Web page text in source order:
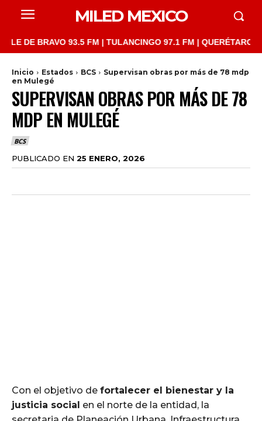
MILED MEXICO
BRAVO 93.5 FM | TULANCINGO 97.1 FM | QUERÉTARO
Inicio Estados BCS
Supervisan obras por más de 78 mdp
en Mulegé
SUPERVISAN OBRAS POR MÁS DE 78
MDP EN MULEGÉ
BCS
PUBLICADO EN 25 ENERO, 2026
Con el objetivo de fortalecer el bienestar y la
justicia social en el norte de la entidad, la